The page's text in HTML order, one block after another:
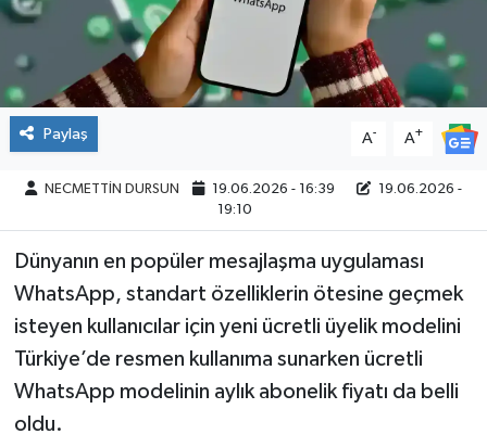
Paylaş A- A+
NECMETTİN DURSUN 19.06.2026 - 16:39
19.06.2026 -
19:10
Dünyanın en popüler mesajlaşma uygulaması
WhatsApp, standart özelliklerin ötesine geçmek
isteyen kullanıcılar için yeni ücretli üyelik modelini
Türkiye’de resmen kullanıma sunarken ücretli
WhatsApp modelinin aylık abonelik fiyatı da belli
oldu.